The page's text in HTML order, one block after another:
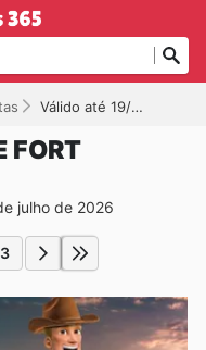
Válido até 19/07/2026
FORT
julho de 2026
3